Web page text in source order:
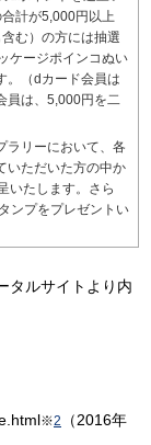
計が5,000円以上
む）の方には抽選
ケージポインコぬい
。（dカード会員は
員は、5,000円を二
ラリーにおいて、各
いただいた方の中か
いたします。さら
ンプをプレゼントい
タルサイトより内
※2
（2016年